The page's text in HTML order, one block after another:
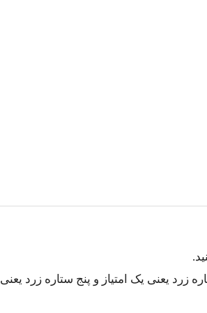
یعنی یک امتیاز و پنج ستاره زرد یعنی